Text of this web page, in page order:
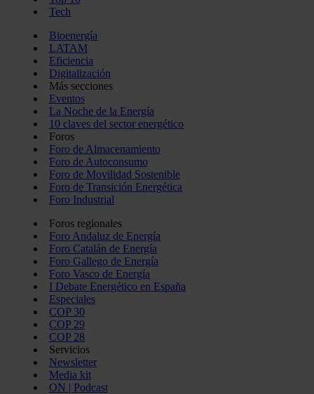
Tech
Bioenergía
LATAM
Eficiencia
Digitalización
Más secciones
Eventos
La Noche de la Energía
10 claves del sector energético
Foros
Foro de Almacenamiento
Foro de Autoconsumo
Foro de Movilidad Sostenible
Foro de Transición Energética
Foro Industrial
Foros regionales
Foro Andaluz de Energía
Foro Catalán de Energía
Foro Gallego de Energía
Foro Vasco de Energía
I Debate Energético en España
Especiales
COP 30
COP 29
COP 28
Servicios
Newsletter
Media kit
ON | Podcast